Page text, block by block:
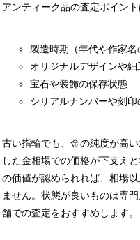
アンティーク品の査定ポイント
製造時期（年代や作家名
オリジナルデザインや細
宝石や装飾の保存状態
シリアルナンバーや刻印
古い指輪でも、金の純度が高
した金相場での価格が下支え
の価値が認められれば、相場
ません。状態が良いものは専
舗での査定をおすすめします。